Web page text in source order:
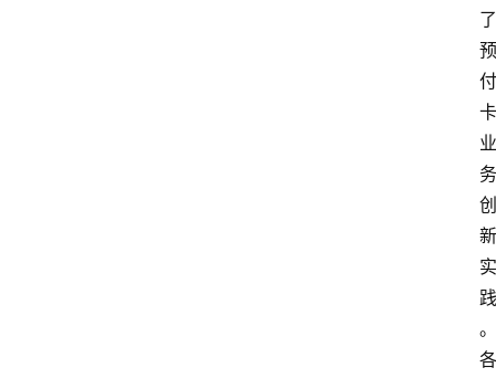
了
预
付
卡
业
务
创
新
实
践
。
各